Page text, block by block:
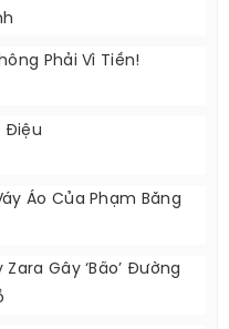
Phải Vì Tiền!
Điệu
Áo Của Phạm Băng
Gây ‘bão’ Đường